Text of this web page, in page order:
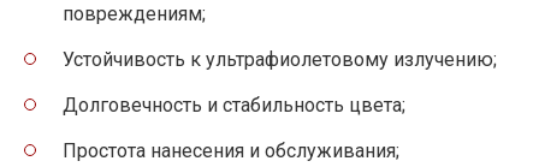
повреждениям;
Устойчивость к ультрафиолетовому излучению;
Долговечность и стабильность цвета;
Простота нанесения и обслуживания;